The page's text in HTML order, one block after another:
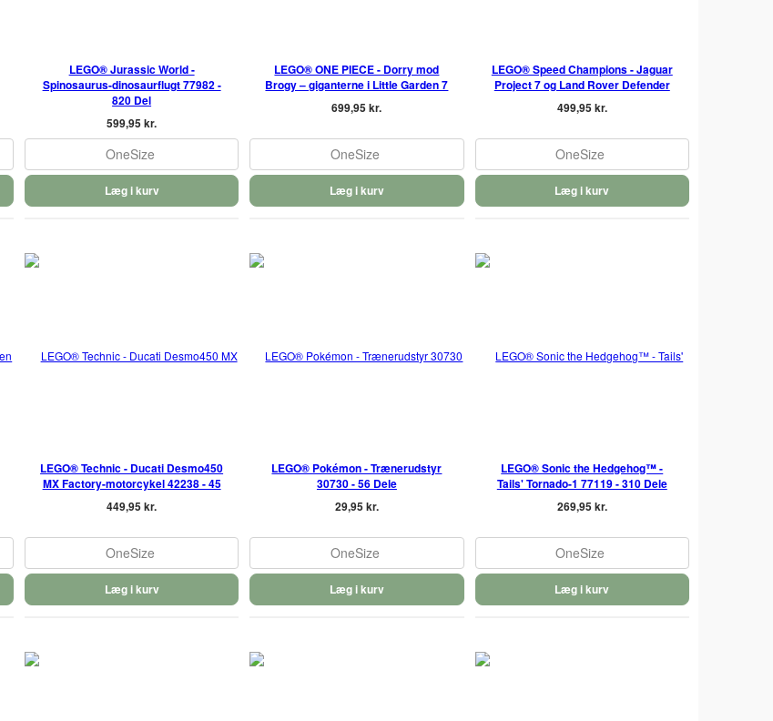
LEGO® Jurassic World -
Spinosaurus-dinosaurflugt 77982 -
820 Del
599,95 kr.
OneSize
Læg i kurv
LEGO® ONE PIECE - Dorry mod
Brogy – giganterne i Little Garden 7
699,95 kr.
OneSize
Læg i kurv
LEGO® Speed Champions - Jaguar
Project 7 og Land Rover Defender
499,95 kr.
OneSize
Læg i kurv
LEGO® Technic - Ducati Desmo450
MX Factory-motorcykel 42238 - 45
449,95 kr.
OneSize
Læg i kurv
LEGO® Pokémon - Trænerudstyr
30730 - 56 Dele
29,95 kr.
OneSize
Læg i kurv
LEGO® Sonic the Hedgehog™ -
Tails' Tornado-1 77119 - 310 Dele
269,95 kr.
OneSize
Læg i kurv